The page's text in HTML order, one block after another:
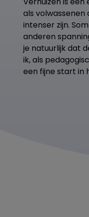
als volwassenen
intenser zijn.
anderen
je natuurlijk dat
ik, als
een fijne start in